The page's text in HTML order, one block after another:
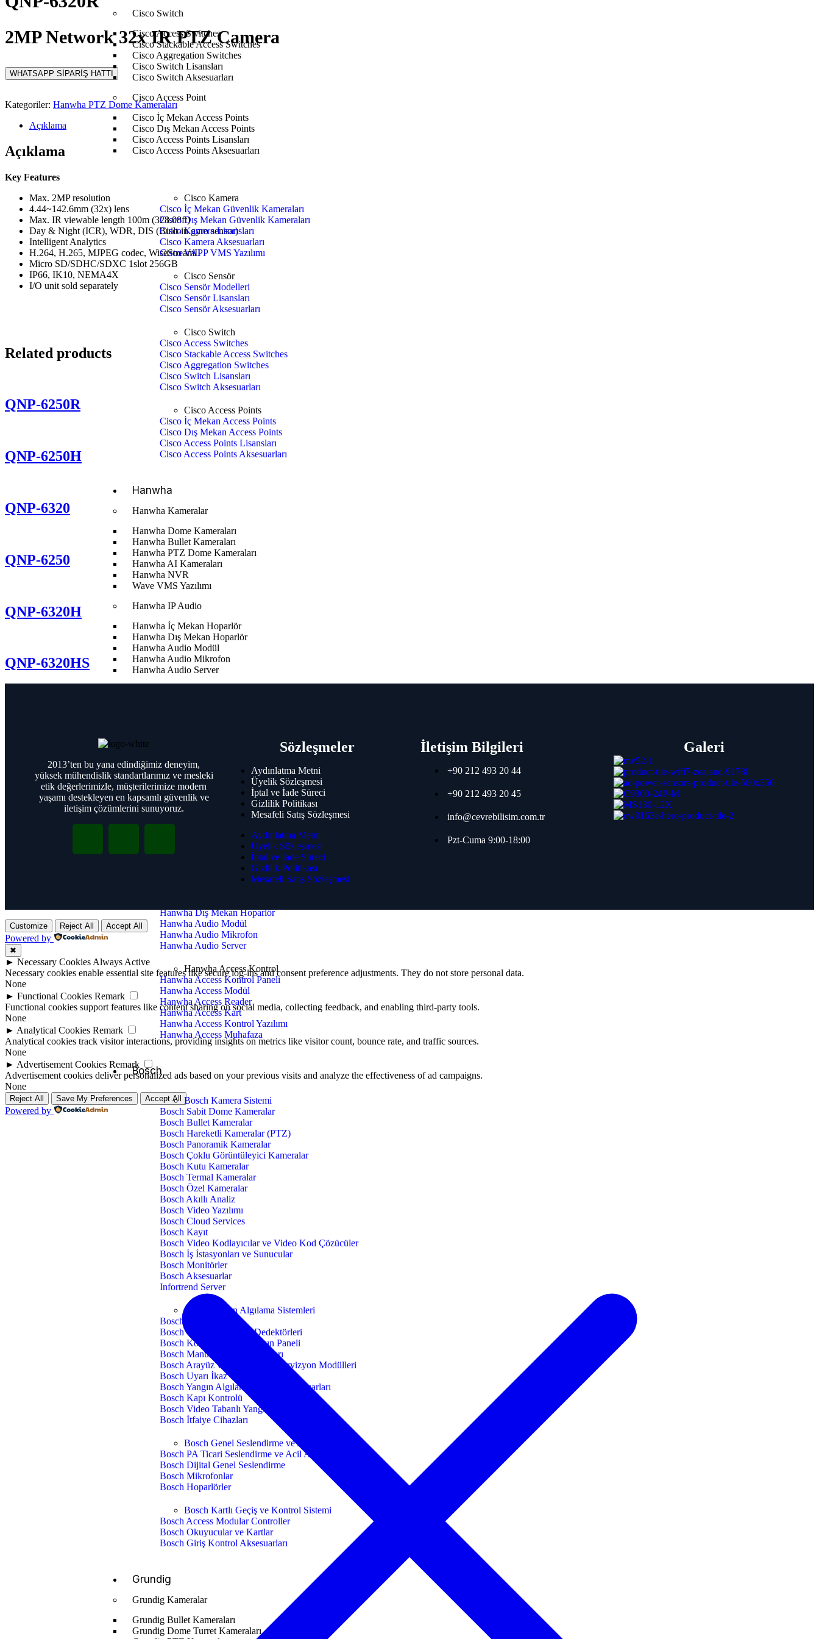
Cisco Switch
Cisco Access Switches
Cisco Stackable Access Switches
Cisco Aggregation Switches
Cisco Switch Lisansları
Cisco Switch Aksesuarları
Cisco Access Point
Cisco İç Mekan Access Points
Cisco Dış Mekan Access Points
Cisco Access Points Lisansları
Cisco Access Points Aksesuarları
Cisco Kamera
Cisco İç Mekan Güvenlik Kameraları
Cisco Dış Mekan Güvenlik Kameraları
Cisco Kamera Lisansları
Cisco Kamera Aksesuarları
Cisco VAPP VMS Yazılımı
Cisco Sensör
Cisco Sensör Modelleri
Cisco Sensör Lisansları
Cisco Sensör Aksesuarları
Cisco Switch
Cisco Access Switches
Cisco Stackable Access Switches
Cisco Aggregation Switches
Cisco Switch Lisansları
Cisco Switch Aksesuarları
Cisco Access Points
Cisco İç Mekan Access Points
Cisco Dış Mekan Access Points
Cisco Access Points Lisansları
Cisco Access Points Aksesuarları
Hanwha
Hanwha Kameralar
Hanwha Dome Kameraları
Hanwha Bullet Kameraları
Hanwha PTZ Dome Kameraları
Hanwha AI Kameraları
Hanwha NVR
Wave VMS Yazılımı
Hanwha IP Audio
Hanwha İç Mekan Hoparlör
Hanwha Dış Mekan Hoparlör
Hanwha Audio Modül
Hanwha Audio Mikrofon
Hanwha Audio Server
Hanwha Access Kart
Hanwha Kameralar
Hanwha Dome Kameraları
Hanwha Bullet Kameraları
Hanwha PTZ Dome Kameraları
Hanwha AI Kameralar
Hanwha Video Tabanlı Yangın Algılama
Hanwha Dış Mekan Hoparlör
Hanwha Audio Modül
Hanwha Audio Mikrofon
Hanwha Audio Server
Hanwha Access Kontrol
Hanwha Access Kontrol Paneli
Hanwha Access Modül
Hanwha Access Reader
Hanwha Access Kart
Hanwha Access Kontrol Yazılımı
Hanwha Access Muhafaza
Bosch
Bosch Kamera Sistemi
Bosch Sabit Dome Kameralar
Bosch Bullet Kameralar
Bosch Hareketli Kameralar (PTZ)
Bosch Panoramik Kameralar
Bosch Çoklu Görüntüleyici Kameralar
Bosch Kutu Kameralar
Bosch Termal Kameralar
Bosch Özel Kameralar
Bosch Akıllı Analiz
Bosch Video Yazılımı
Bosch Cloud Services
Bosch Kayıt
Bosch Video Kodlayıcılar ve Video Kod Çözücüler
Bosch İş İstasyonları ve Sunucular
Bosch Monitörler
Bosch Aksesuarlar
Infortrend Server
Bosch Yangın Algılama Sistemleri
Bosch Avenar Panel
Bosch Otomatik Yangın Dedektörleri
Bosch Konvansiyonel Yangın Paneli
Bosch Manuel Yangın Butonları
Bosch Arayüz ve Hat Sonu Süpervizyon Modülleri
Bosch Uyarı İkaz Cihazları
Bosch Yangın Algılama Sistemi Aksesuarları
Bosch Kapı Kontrolü
Bosch Video Tabanlı Yangın Algılama
Bosch İtfaiye Cihazları
Bosch Genel Seslendirme ve Acil Anons
Bosch PA Ticari Seslendirme ve Acil Anons
Bosch Dijital Genel Seslendirme
Bosch Mikrofonlar
Bosch Hoparlörler
Bosch Kartlı Geçiş ve Kontrol Sistemi
Bosch Access Modular Controller
Bosch Okuyucular ve Kartlar
Bosch Giriş Kontrol Aksesuarları
Grundig
Grundig Kameralar
Grundig Bullet Kameraları
Grundig Dome Turret Kameraları
2MP Network 32x IR PTZ Camera
WHATSAPP SİPARİŞ HATTI
Kategoriler: Hanwha PTZ Dome Kameraları
Açıklama
Açıklama
Key Features
Max. 2MP resolution
4.44~142.6mm (32x) lens
Max. IR viewable length 100m (328.08ft)
Day & Night (ICR), WDR, DIS (Built-in gyro sensor)
Intelligent Analytics
H.264, H.265, MJPEG codec, WiseStreamII
Micro SD/SDHC/SDXC 1slot 256GB
IP66, IK10, NEMA4X
I/O unit sold separately
Related products
QNP-6250R
QNP-6250H
QNP-6320
QNP-6250
QNP-6320H
QNP-6320HS
2013’ten bu yana edindiğimiz deneyim,
yüksek mühendislik standartlarımız ve mesleki
etik değerlerimizle, müşterilerimize modern
yaşamı destekleyen en kapsamlı güvenlik ve
iletişim çözümlerini sunuyoruz.
Sözleşmeler
Aydınlatma Metni
Üyelik Sözleşmesi
İptal ve İade Süreci
Gizlilik Politikası
Mesafeli Satış Sözleşmesi
Aydınlatma Metni
Üyelik Sözleşmesi
İptal ve İade Süreci
Gizlilik Politikası
Mesafeli Satış Sözleşmesi
İletişim Bilgileri
+90 212 493 20 44
+90 212 493 20 45
info@cevrebilisim.com.tr
Pzt-Cuma 9:00-18:00
Galeri
Customize Reject All Accept All
Powered by
✖
► Necessary Cookies Always Active
Necessary cookies enable essential site features like secure log-ins and consent preference adjustments. They do not store personal data.
None
► Functional Cookies Remark
Functional cookies support features like content sharing on social media, collecting feedback, and enabling third-party tools.
None
► Analytical Cookies Remark
Analytical cookies track visitor interactions, providing insights on metrics like visitor count, bounce rate, and traffic sources.
None
► Advertisement Cookies Remark
Advertisement cookies deliver personalized ads based on your previous visits and analyze the effectiveness of ad campaigns.
None
Reject All Save My Preferences Accept All
Powered by